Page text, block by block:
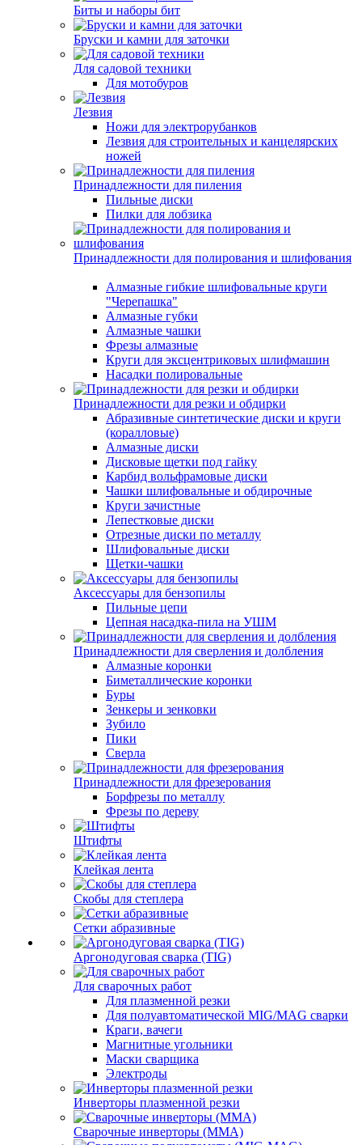
Биты и наборы бит
Бруски и камни для заточки
Для садовой техники
Для мотобуров
Лезвия
Ножи для электрорубанков
Лезвия для строительных и канцелярских
ножей
Принадлежности для пиления
Пильные диски
Пилки для лобзика
Принадлежности для полирования и шлифования
Алмазные гибкие шлифовальные круги
"Черепашка"
Алмазные губки
Алмазные чашки
Фрезы алмазные
Круги для эксцентриковых шлифмашин
Насадки полировальные
Принадлежности для резки и обдирки
Абразивные синтетические диски и круги
(коралловые)
Алмазные диски
Дисковые щетки под гайку
Карбид вольфрамовые диски
Чашки шлифовальные и обдирочные
Круги зачистные
Лепестковые диски
Отрезные диски по металлу
Шлифовальные диски
Щетки-чашки
Аксессуары для бензопилы
Пильные цепи
Цепная насадка-пила на УШМ
Принадлежности для сверления и долбления
Алмазные коронки
Биметаллические коронки
Буры
Зенкеры и зенковки
Зубило
Пики
Сверла
Принадлежности для фрезерования
Борфрезы по металлу
Фрезы по дереву
Штифты
Клейкая лента
Скобы для степлера
Сетки абразивные
Аргонодуговая сварка (TIG)
Для сварочных работ
Для плазменной резки
Для полуавтоматической MIG/MAG сварки
Краги, вачеги
Магнитные угольники
Маски сварщика
Электроды
Инверторы плазменной резки
Сварочные инверторы (MMA)